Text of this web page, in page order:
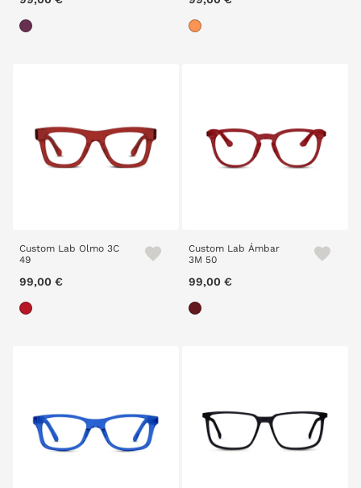
Custom Lab Olmo 3C
49
99,00 €
Custom Lab Ámbar
3M 50
99,00 €